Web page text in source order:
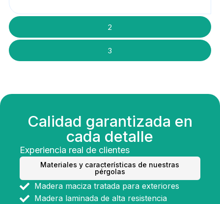
2
3
Calidad garantizada en
cada detalle
Experiencia real de clientes
Materiales y características de nuestras
pérgolas
Madera maciza tratada para exteriores
Madera laminada de alta resistencia